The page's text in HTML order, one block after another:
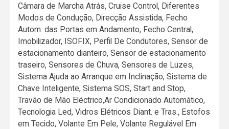
Câmara de Marcha Atrás, Cruise Control, Diferentes
Modos de Condução, Direcção Assistida, Fecho
Autom. das Portas em Andamento, Fecho Central,
Imobilizador, ISOFIX, Perfil De Condutores, Sensor de
estacionamento dianteiro, Sensor de estacionamento
traseiro, Sensores de Chuva, Sensores de Luzes,
Sistema Ajuda ao Arranque em Inclinação, Sistema de
Chave Inteligente, Sistema SOS, Start and Stop,
Travão de Mão Eléctrico,Ar Condicionado Automático,
Tecnologia Led, Vidros Elétricos Diant. e Tras., Estofos
em Tecido, Volante Em Pele, Volante Regulável Em